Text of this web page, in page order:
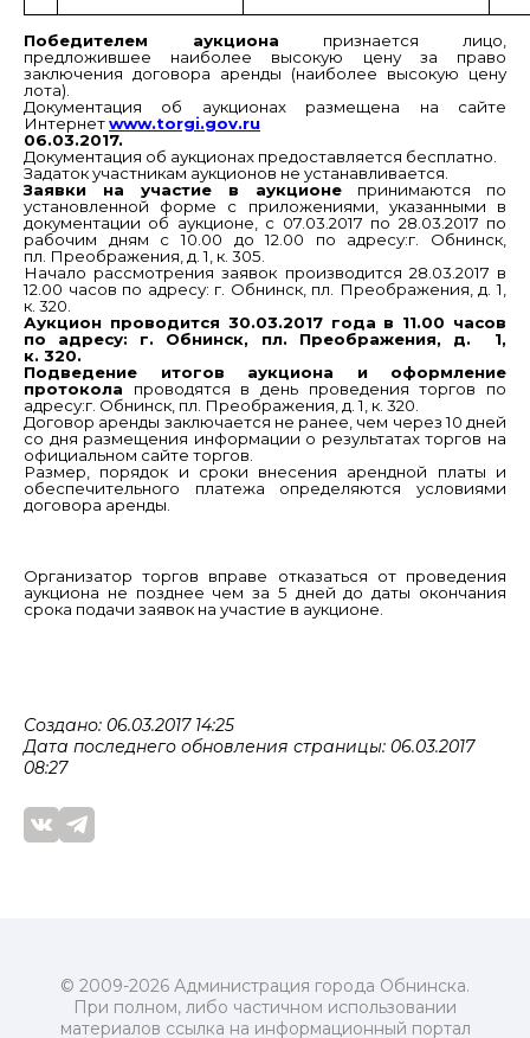
Победителем аукциона признается лицо,
предложившее наиболее высокую цену за право
заключения договора аренды (наиболее высокую цену
лота).
Документация об аукционах размещена на сайте
Интернетwww.torgi.gov.ru
06.03.2017.
Документация об аукционах предоставляется бесплатно.
Задаток участникам аукционов не устанавливается.
Заявки на участие в аукционе принимаются по
установленной форме с приложениями, указанными в
документации об аукционе, с 07.03.2017 по 28.03.2017 по
рабочим дням с 10.00 до 12.00 по адресу:г. Обнинск,
пл. Преображения, д. 1, к. 305.
Начало рассмотрения заявок производится 28.03.2017 в
12.00 часов по адресу: г. Обнинск, пл. Преображения, д. 1,
к. 320.
Аукцион проводится 30.03.2017 года в 11.00 часов
по адресу: г. Обнинск, пл. Преображения, д. 1,
к. 320.
Подведение итогов аукциона и оформление
протокола проводятся в день проведения торгов по
адресу:г. Обнинск, пл. Преображения, д. 1, к. 320.
Договор аренды заключается не ранее, чем через 10 дней
со дня размещения информации о результатах торгов на
официальном сайте торгов.
Размер, порядок и сроки внесения арендной платы и
обеспечительного платежа определяются условиями
договора аренды.
Организатор торгов вправе отказаться от проведения
аукциона не позднее чем за 5 дней до даты окончания
срока подачи заявок на участие в аукционе.
Создано: 06.03.2017 14:25
Дата последнего обновления страницы: 06.03.2017
08:27
© 2009-2026 Администрация города Обнинска.
При полном, либо частичном использовании
материалов ссылка на информационный портал